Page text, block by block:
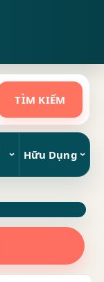
Hữu Dụng